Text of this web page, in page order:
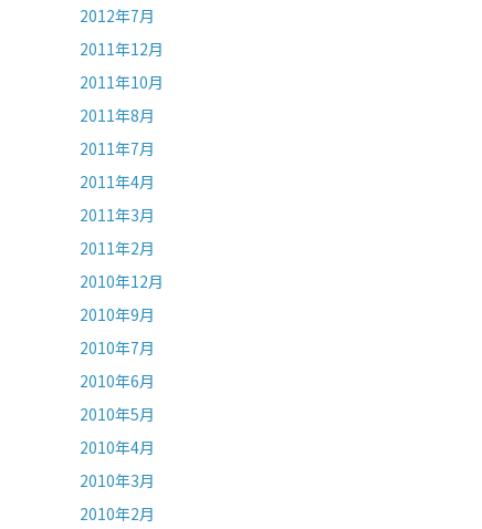
2012年7月
2011年12月
2011年10月
2011年8月
2011年7月
2011年4月
2011年3月
2011年2月
2010年12月
2010年9月
2010年7月
2010年6月
2010年5月
2010年4月
2010年3月
2010年2月